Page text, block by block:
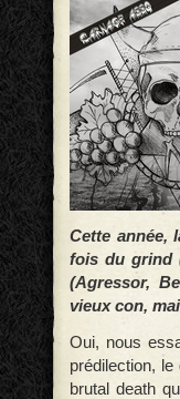
Cette année,
fois du grind
(Agressor,
vieux con,
Oui, nous
prédilection,
brutal death